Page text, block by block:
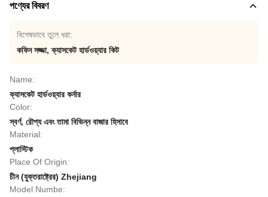
পণ্যের বিবরণ
বিশেষভাবে তুলে ধরা:
কফিন সজ্জা,ক্যাসকেট হার্ডওয়্যার কিট
Name:
ক্যাসকেট হার্ডওয়্যার কর্নার
Color:
স্বর্ণ, রৌপ্য এবং তামা বিভিন্ন বাজার হিসাবে
Material:
প্লাস্টিক
Place Of Origin:
চীন (যুক্তরাষ্ট্রের) Zhejiang
Model Numbe: